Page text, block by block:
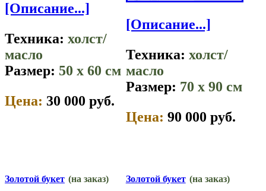
[Описание...]
Техника: холст/
масло
Размер: 50 x 60 см
Цена: 30 000 руб.
[Описание...]
Техника: холст/
масло
Размер: 70 x 90 см
Цена: 90 000 руб.
Золотой букет (на заказ) Золотой букет (на заказ)